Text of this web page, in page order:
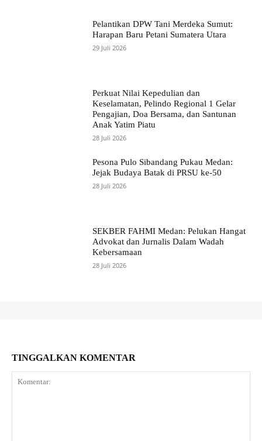
Pelantikan DPW Tani Merdeka Sumut:
Harapan Baru Petani Sumatera Utara
29 Juli 2026
Perkuat Nilai Kepedulian dan
Keselamatan, Pelindo Regional 1 Gelar
Pengajian, Doa Bersama, dan Santunan
Anak Yatim Piatu
28 Juli 2026
Pesona Pulo Sibandang Pukau Medan:
Jejak Budaya Batak di PRSU ke-50
28 Juli 2026
SEKBER FAHMI Medan: Pelukan Hangat
Advokat dan Jurnalis Dalam Wadah
Kebersamaan
28 Juli 2026
TINGGALKAN KOMENTAR